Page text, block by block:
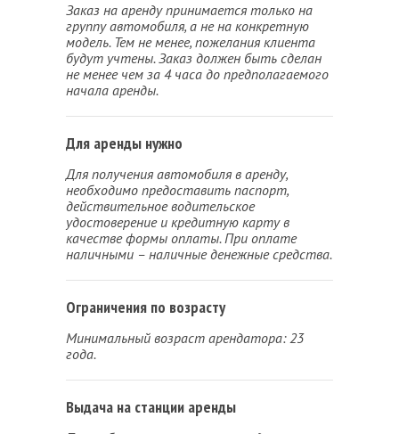
Заказ на аренду принимается только на
группу автомобиля, а не на конкретную
модель. Тем не менее, пожелания клиента
будут учтены. Заказ должен быть сделан
не менее чем за 4 часа до предполагаемого
начала аренды.
Для аренды нужно
Для получения автомобиля в аренду,
необходимо предоставить паспорт,
действительное водительское
удостоверение и кредитную карту в
качестве формы оплаты. При оплате
наличными – наличные денежные средства.
Ограничения по возрасту
Минимальный возраст арендатора: 23
года.
Выдача на станции аренды